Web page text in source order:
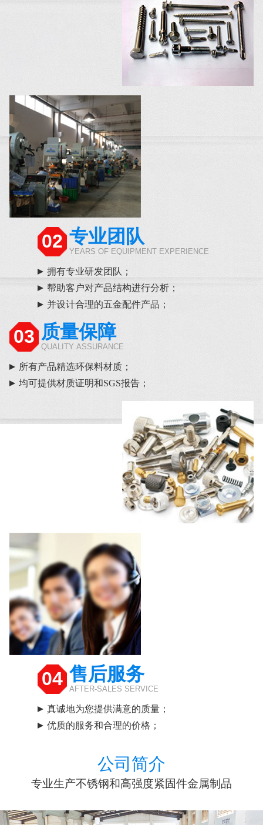
02 专业团队
YEARS OF EQUIPMENT EXPERIENCE
拥有专业研发团队；
帮助客户对产品结构进行分析；
并设计合理的五金配件产品；
03 质量保障
QUALITY ASSURANCE
所有产品精选环保料材质；
均可提供材质证明和SGS报告；
04 售后服务
AFTER-SALES SERVICE
真诚地为您提供满意的质量；
优质的服务和合理的价格；
公司简介
专业生产不锈钢和高强度紧固件金属制品